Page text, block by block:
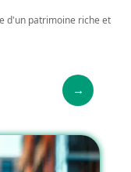
d'un patrimoine riche et